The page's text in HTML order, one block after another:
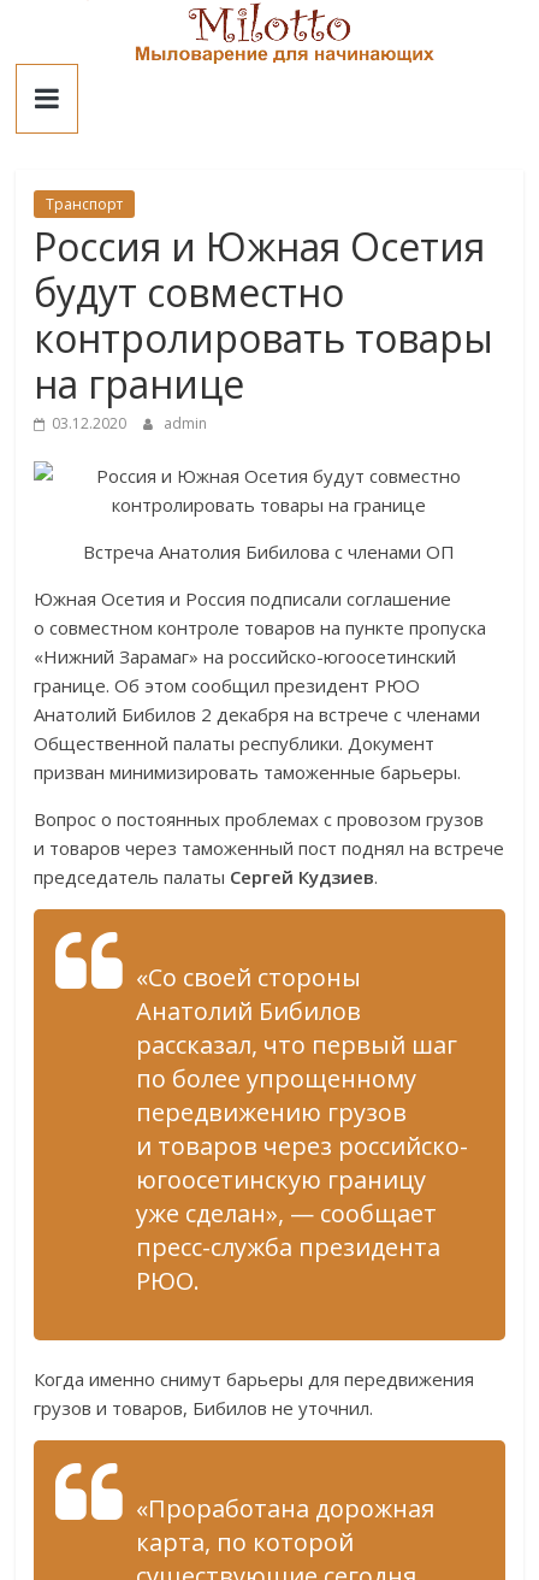
contentМилотто
Транспорт
Россия и Южная Осетия
будут совместно
контролировать товары
на границе
03.12.2020 admin
Встреча Анатолия Бибилова с членами ОП
Южная Осетия и Россия подписали соглашение
о совместном контроле товаров на пункте пропуска
«Нижний Зарамаг» на российско-югоосетинский
границе. Об этом сообщил президент РЮО
Анатолий Бибилов 2 декабря на встрече с членами
Общественной палаты республики. Документ
призван минимизировать таможенные барьеры.
Вопрос о постоянных проблемах с провозом грузов
и товаров через таможенный пост поднял на встрече
председатель палаты Сергей Кудзиев.
«Со своей стороны
Анатолий Бибилов
рассказал, что первый шаг
по более упрощенному
передвижению грузов
и товаров через российско-
югоосетинскую границу
уже сделан», — сообщает
пресс-служба президента
РЮО.
Когда именно снимут барьеры для передвижения
грузов и товаров, Бибилов не уточнил.
«Проработана дорожная
карта, по которой